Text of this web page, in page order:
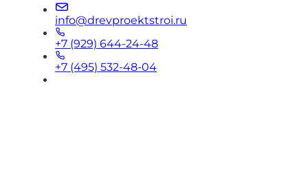
info@drevproektstroi.ru
+7 (929) 644-24-48
+7 (495) 532-48-04